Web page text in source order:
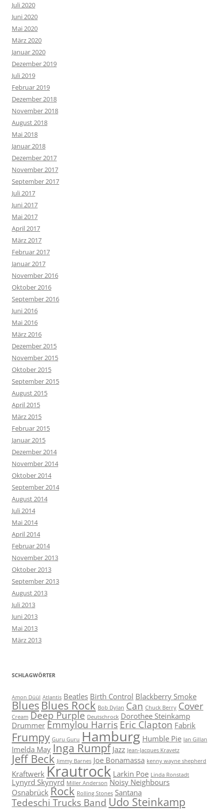
Juli 2020
Juni 2020
Mai 2020
März 2020
Januar 2020
Dezember 2019
Juli 2019
Februar 2019
Dezember 2018
November 2018
August 2018
Mai 2018
Januar 2018
Dezember 2017
November 2017
September 2017
Juli 2017
Juni 2017
Mai 2017
April 2017
März 2017
Februar 2017
Januar 2017
November 2016
Oktober 2016
September 2016
Juni 2016
Mai 2016
März 2016
Dezember 2015
November 2015
Oktober 2015
September 2015
August 2015
April 2015
März 2015
Februar 2015
Januar 2015
Dezember 2014
November 2014
Oktober 2014
September 2014
August 2014
Juli 2014
Mai 2014
April 2014
Februar 2014
November 2013
Oktober 2013
September 2013
August 2013
Juli 2013
Juni 2013
Mai 2013
März 2013
SCHLAGWÖRTER
Amon Düül Atlantis Beatles Birth Control Blackberry Smoke
BluesBlues Rock Bob Dylan Can Chuck Berry Cover
Cream Deep Purple Deutschrock Dorothee Steinkamp
Drummer Emmylou Harris Eric Clapton Fabrik
Frumpy Guru Guru Hamburg Humble Pie Ian Gillan
Imelda May Inga Rumpf Jazz Jean-Jacques Kravetz
Jeff Beck Jimmy Barnes Joe Bonamassa kenny wayne shepherd
Kraftwerk Krautrock Larkin Poe Linda Ronstadt
Lynyrd Skynyrd Miller Anderson Noisy Neighbours
Osnabrück Rock Rolling Stones Santana
Tedeschi Trucks Band Udo Steinkamp